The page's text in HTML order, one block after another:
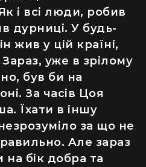
і всі люди, робив
дурниці. У будь-
жив у цій країні,
Зараз, уже в зрілому
був би на
За часів Цоя
Їхати в іншу
за що не
Але зараз
на бік добра та